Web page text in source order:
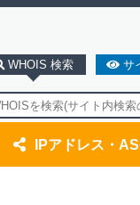
WHOIS 検索 サ
IPアドレス・